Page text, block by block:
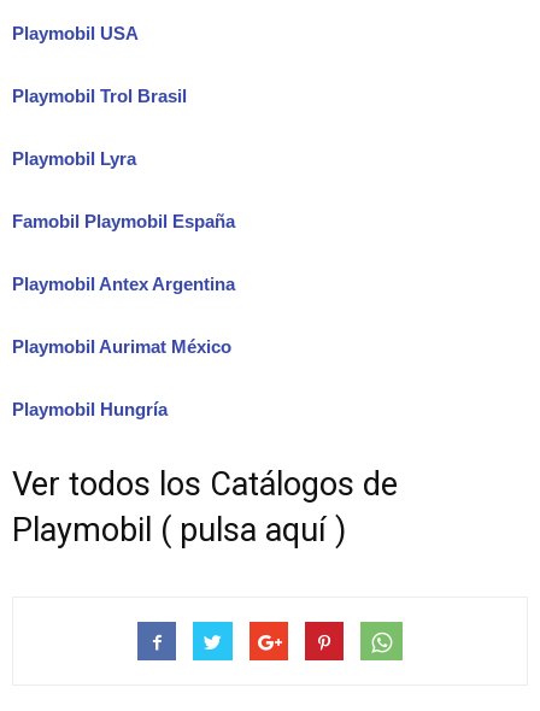
Playmobil USA
Playmobil Trol Brasil
Playmobil Lyra
Famobil Playmobil España
Playmobil Antex Argentina
Playmobil Aurimat México
Playmobil Hungría
Ver todos los Catálogos de
Playmobil ( pulsa aquí )